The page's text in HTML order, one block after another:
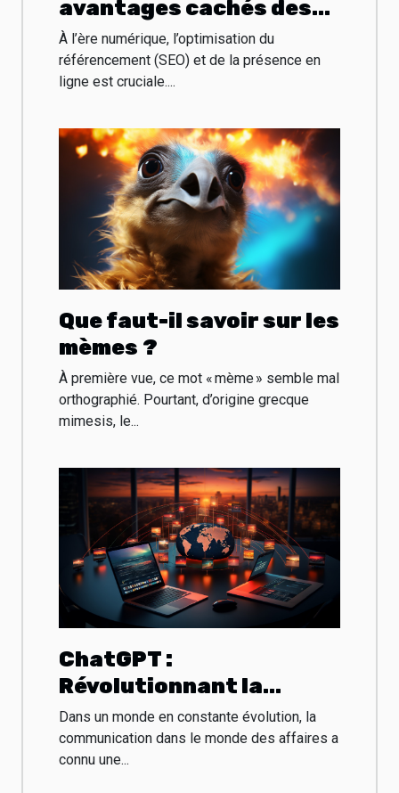
avantages cachés des
codes promo
numériques pour l’achat
des outils SEO ou web ?
À l’ère numérique, l’optimisation du
référencement (SEO) et de la présence en
ligne est cruciale....
Que faut-il savoir sur les
mèmes ?
À première vue, ce mot « mème » semble mal
orthographié. Pourtant, d’origine grecque
mimesis, le...
ChatGPT :
Révolutionnant la
communication dans le
monde des affaires
Dans un monde en constante évolution, la
communication dans le monde des affaires a
connu une...